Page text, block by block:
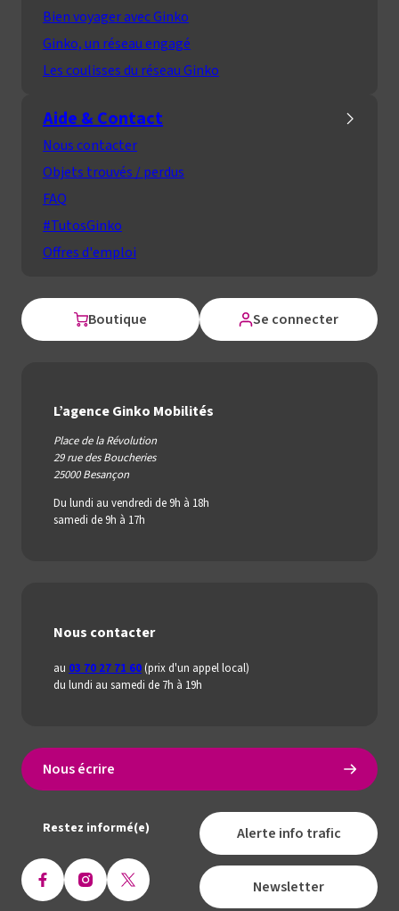
Bien voyager avec Ginko
Ginko, un réseau engagé
Les coulisses du réseau Ginko
Aide & Contact
Nous contacter
Objets trouvés / perdus
FAQ
#TutosGinko
Offres d'emploi
Boutique Se connecter
L’agence Ginko Mobilités
Place de la Révolution
29 rue des Boucheries
25000 Besançon
Du lundi au vendredi de 9h à 18h
samedi de 9h à 17h
Nous contacter
au 03 70 27 71 60 (prix d'un appel local)
du lundi au samedi de 7h à 19h
Nous écrire
Restez informé(e)
OuvrirOuvrir Ouvrir
Alerte info trafic
Newsletter